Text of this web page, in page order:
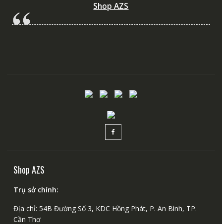
Shop AZS
Shop AZS
Trụ sở chính:
Địa chỉ: 54B Đường Số 3, KDC Hồng Phát, P. An Bình, TP.
Cần Thơ